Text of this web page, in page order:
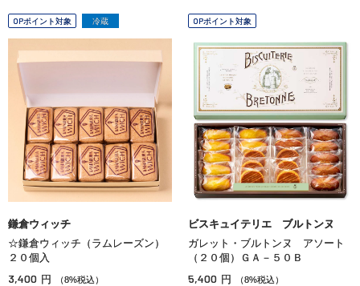
OPポイント対象 冷蔵
鎌倉ウィッチ
☆鎌倉ウィッチ（ラムレーズン）
２０個入
3,400 円 （8%税込）
OPポイント対象
ビスキュイテリエ ブルトンヌ
ガレット・ブルトンヌ アソート
（２０個）ＧＡ－５０Ｂ
5,400 円 （8%税込）